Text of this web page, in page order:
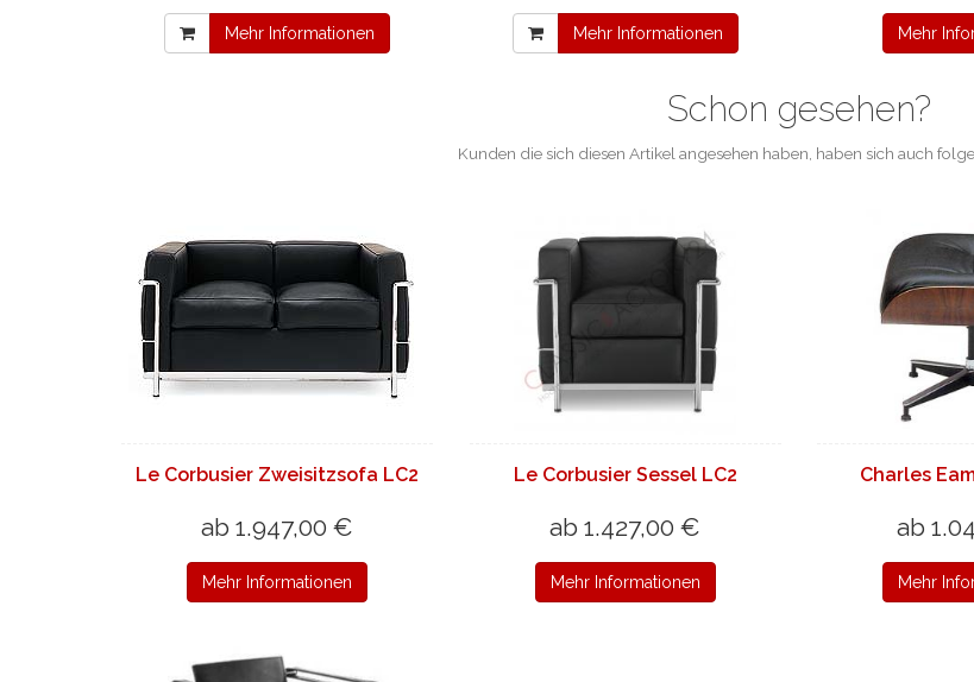
Mehr Informationen Mehr Informationen Mehr
Schon gesehen?
Kunden die sich diesen Artikel angesehen haben, haben sich auch
Le Corbusier Zweisitzsofa LC2
ab 1.947,00 €
Mehr Informationen
Le Corbusier Sessel LC2
ab 1.427,00 €
Mehr Informationen
Charles
ab
Mehr